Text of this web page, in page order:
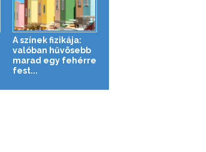
A színek fizikája:
valóban hűvösebb
marad egy fehérre
fest...